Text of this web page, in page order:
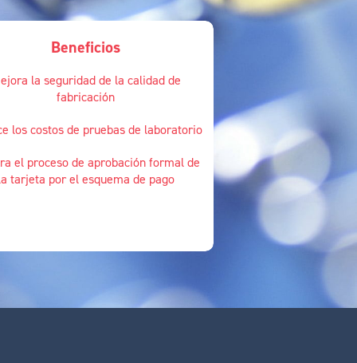
Beneficios
la seguridad de la calidad de
fabricación
los costos de pruebas de laboratorio
el proceso de aprobación formal de
tarjeta por el esquema de pago